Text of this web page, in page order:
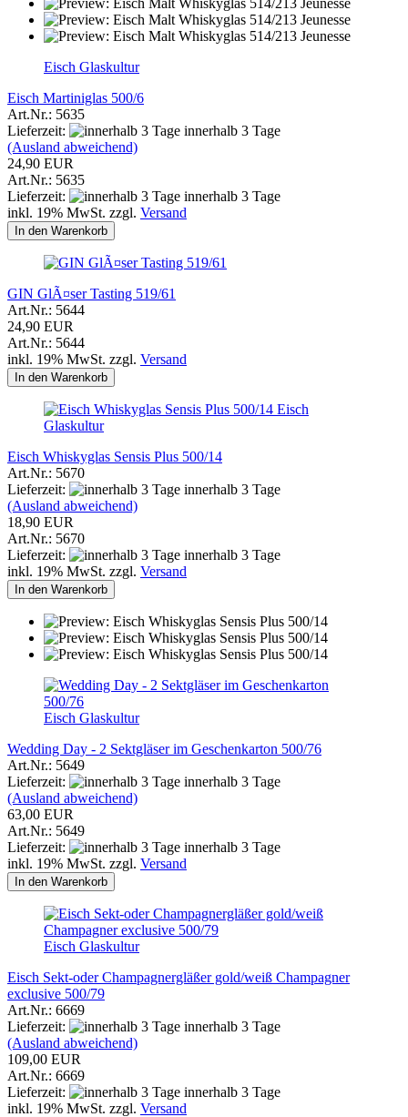
Eisch Glaskultur
Eisch Martiniglas 500/6
Art.Nr.: 5635
Lieferzeit:
innerhalb 3 Tage
(Ausland abweichend)
24,90 EUR
Art.Nr.: 5635
Lieferzeit:
innerhalb 3 Tage
inkl. 19% MwSt. zzgl. Versand
In den Warenkorb
GIN GlÃ¤ser Tasting 519/61
Art.Nr.: 5644
24,90 EUR
Art.Nr.: 5644
inkl. 19% MwSt. zzgl. Versand
In den Warenkorb
Eisch
Glaskultur
Eisch Whiskyglas Sensis Plus 500/14
Art.Nr.: 5670
Lieferzeit:
innerhalb 3 Tage
(Ausland abweichend)
18,90 EUR
Art.Nr.: 5670
Lieferzeit:
innerhalb 3 Tage
inkl. 19% MwSt. zzgl. Versand
In den Warenkorb
Eisch Glaskultur
Wedding Day - 2 Sektgläser im Geschenkarton 500/76
Art.Nr.: 5649
Lieferzeit:
innerhalb 3 Tage
(Ausland abweichend)
63,00 EUR
Art.Nr.: 5649
Lieferzeit:
innerhalb 3 Tage
inkl. 19% MwSt. zzgl. Versand
In den Warenkorb
Eisch Glaskultur
Eisch Sekt-oder Champagnergläßer gold/weiß Champagner
exclusive 500/79
Art.Nr.: 6669
Lieferzeit:
innerhalb 3 Tage
(Ausland abweichend)
109,00 EUR
Art.Nr.: 6669
Lieferzeit:
innerhalb 3 Tage
inkl. 19% MwSt. zzgl. Versand